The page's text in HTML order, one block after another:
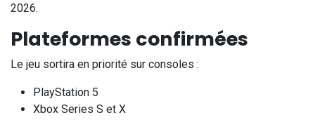
2026.
Plateformes confirmées
Le jeu sortira en priorité sur consoles :
PlayStation 5
Xbox Series S et X